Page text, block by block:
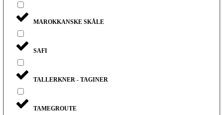
MAROKKANSKE SKÅLE
SAFI
TALLERKNER - TAGINER
TAMEGROUTE